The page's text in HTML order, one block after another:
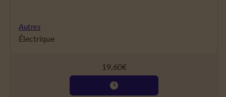
Autres
Électrique
19,60€